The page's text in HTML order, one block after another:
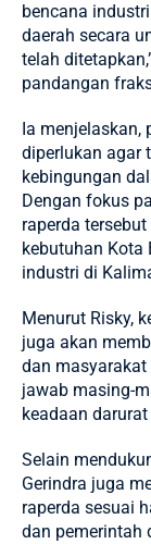
bencana
daerah secara
telah
pandangan
Ia
diperlukan agar
kebingungan
Dengan fokus
raperda
kebutuhan Kota
industri di
Menurut Risky,
juga akan
dan
jawab masing-
keadaan
Selain
Gerindra juga
raperda sesuai
dan pemerintah